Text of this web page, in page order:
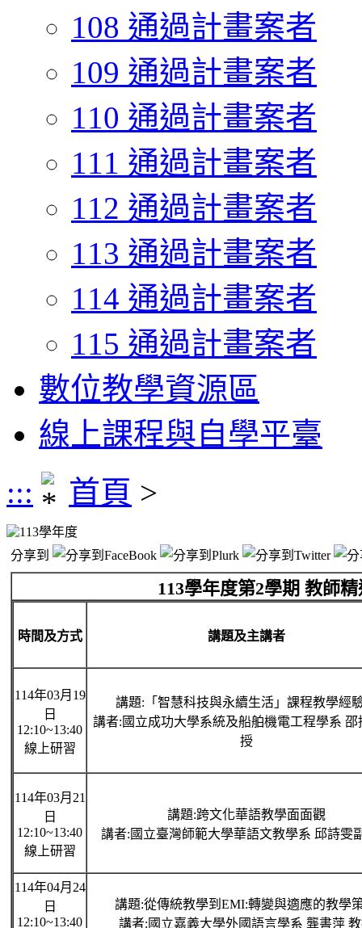
108 通過計畫案者
109 通過計畫案者
110 通過計畫案者
111 通過計畫案者
112 通過計畫案者
113 通過計畫案者
114 通過計畫案者
115 通過計畫案者
數位教學資源區
線上課程與自學平臺
:::
首頁 >
113學年度
分享到
113學年度第2學期 教師
時間及方式 講題及主講者
114年03月19
日
12:10~13:40
線上研習
講題:「智慧科技與永續生活」課程教學經
講者:國立成功大學系統及船舶機電工程學系 邵
授
114年03月21
日
12:10~13:40
線上研習
講題:跨文化華語教學面面觀
講者:國立臺灣師範大學華語文教學系 邱詩雯
114年04月24
日
12:10~13:40
講題:從傳統教學到EMI:轉變與適應的教學
講者:國立嘉義大學外國語言學系 龔書萍